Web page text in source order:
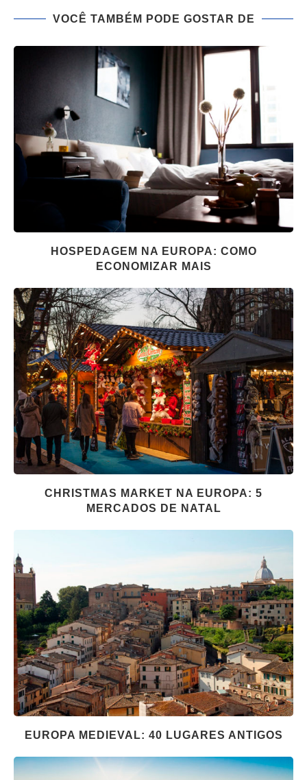
VOCÊ TAMBÉM PODE GOSTAR DE
HOSPEDAGEM NA EUROPA: COMO
ECONOMIZAR MAIS
CHRISTMAS MARKET NA EUROPA: 5
MERCADOS DE NATAL
EUROPA MEDIEVAL: 40 LUGARES ANTIGOS